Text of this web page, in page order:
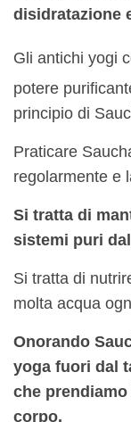
disidratazione
Gli antichi yogi
potere
principio di
Praticare
regolarmente e
Si tratta di
sistemi puri
Si tratta di
molta acqua
Onorando
yoga fuori dal
che
corpo.